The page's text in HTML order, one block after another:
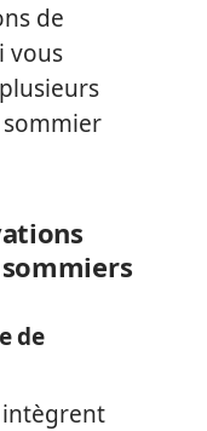
de
vous
sommier
de
intègrent